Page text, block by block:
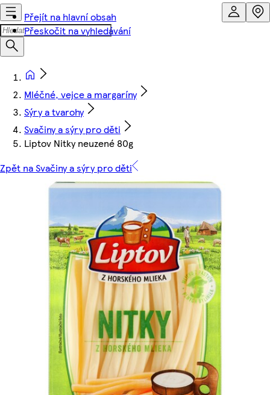
Přejít na hlavní obsah
Přeskočit na vyhledávání
Mléčné, vejce a margaríny
Sýry a tvarohy
Svačiny a sýry pro děti
Liptov Nitky neuzené 80g
Zpět na Svačiny a sýry pro děti